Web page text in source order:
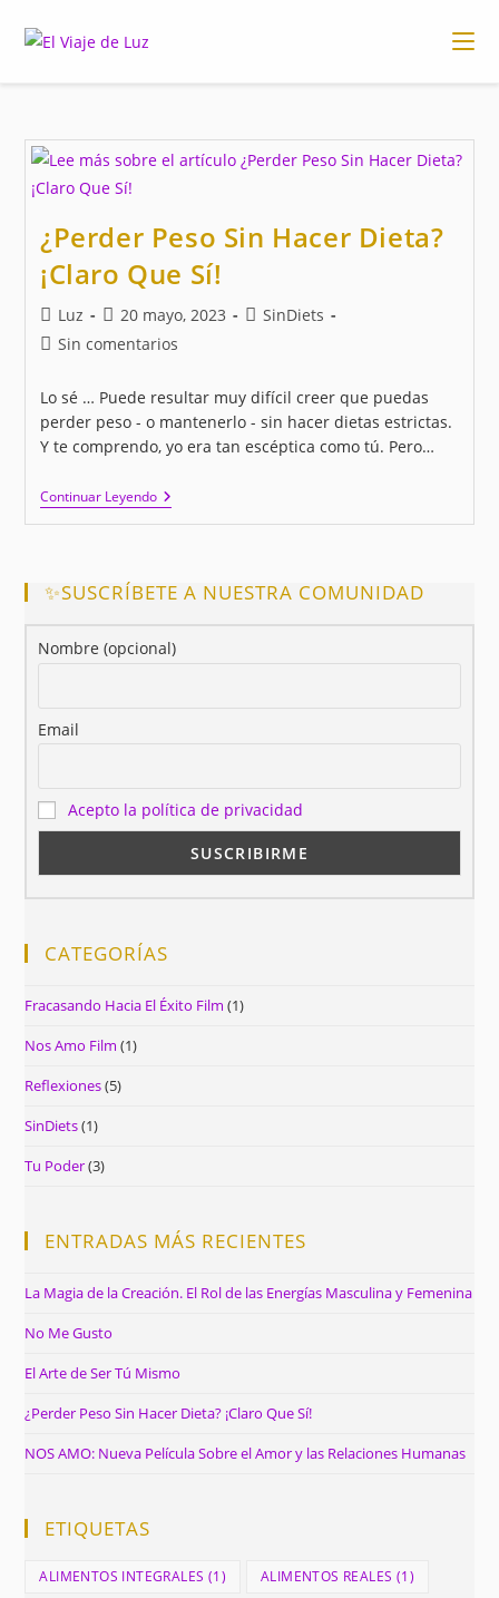
¿Perder Peso Sin Hacer Dieta?
¡Claro Que Sí!
Autor
de
Luz
Publicación
de
20 mayo, 2023
Categoría
SinDiets
Comentarios
la
entrada:
Sin comentarios
Lo sé … Puede resultar muy difícil creer que puedas
perder peso - o mantenerlo - sin hacer dietas estrictas.
Y te comprendo, yo era tan escéptica como tú. Pero…
Continuar Leyendo¿Perder
Peso
Sin
¡Claro
Que
✨SUSCRÍBETE A NUESTRA COMUNIDAD
Nombre (opcional)
Email
Acepto la política de privacidad
CATEGORÍAS
Fracasando Hacia El Éxito Film (1)
Nos Amo Film (1)
Reflexiones(5)
SinDiets(1)
Tu Poder(3)
ENTRADAS MÁS RECIENTES
La Magia de la Creación. El Rol de las Energías Masculina y Femenina
No Me Gusto
El Arte de Ser Tú Mismo
¿Perder Peso Sin Hacer Dieta? ¡Claro Que Sí!
NOS AMO: Nueva Película Sobre el Amor y las Relaciones Humanas
ETIQUETAS
ALIMENTOS INTEGRALES (1) ALIMENTOS REALES (1)